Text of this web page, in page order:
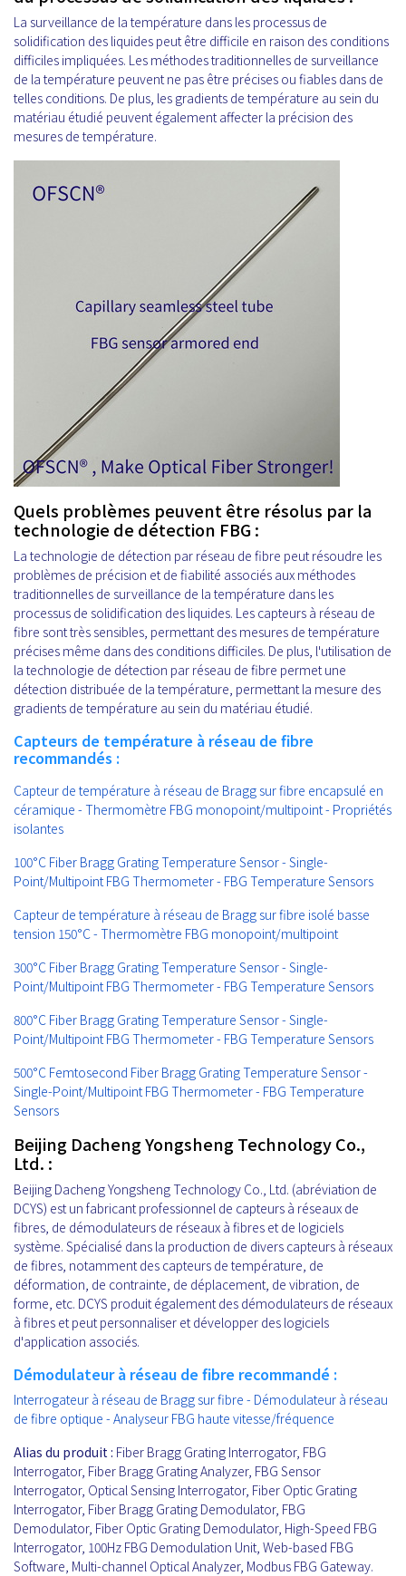
La surveillance de la température dans les processus de
solidification des liquides peut être difficile en raison des conditions
difficiles impliquées. Les méthodes traditionnelles de surveillance
de la température peuvent ne pas être précises ou fiables dans de
telles conditions. De plus, les gradients de température au sein du
matériau étudié peuvent également affecter la précision des
mesures de température.
Quels problèmes peuvent être résolus par la
technologie de détection FBG :
La technologie de détection par réseau de fibre peut résoudre les
problèmes de précision et de fiabilité associés aux méthodes
traditionnelles de surveillance de la température dans les
processus de solidification des liquides. Les capteurs à réseau de
fibre sont très sensibles, permettant des mesures de température
précises même dans des conditions difficiles. De plus, l'utilisation de
la technologie de détection par réseau de fibre permet une
détection distribuée de la température, permettant la mesure des
gradients de température au sein du matériau étudié.
Capteurs de température à réseau de fibre
recommandés :
Capteur de température à réseau de Bragg sur fibre encapsulé en
céramique - Thermomètre FBG monopoint/multipoint - Propriétés
isolantes
100°C Fiber Bragg Grating Temperature Sensor - Single-
Point/Multipoint FBG Thermometer - FBG Temperature Sensors
Capteur de température à réseau de Bragg sur fibre isolé basse
tension 150°C - Thermomètre FBG monopoint/multipoint
300°C Fiber Bragg Grating Temperature Sensor - Single-
Point/Multipoint FBG Thermometer - FBG Temperature Sensors
800°C Fiber Bragg Grating Temperature Sensor - Single-
Point/Multipoint FBG Thermometer - FBG Temperature Sensors
500°C Femtosecond Fiber Bragg Grating Temperature Sensor -
Single-Point/Multipoint FBG Thermometer - FBG Temperature
Sensors
Beijing Dacheng Yongsheng Technology Co.,
Ltd. :
Beijing Dacheng Yongsheng Technology Co., Ltd. (abréviation de
DCYS) est un fabricant professionnel de capteurs à réseaux de
fibres, de démodulateurs de réseaux à fibres et de logiciels
système. Spécialisé dans la production de divers capteurs à réseaux
de fibres, notamment des capteurs de température, de
déformation, de contrainte, de déplacement, de vibration, de
forme, etc. DCYS produit également des démodulateurs de réseaux
à fibres et peut personnaliser et développer des logiciels
d'application associés.
Démodulateur à réseau de fibre recommandé :
Interrogateur à réseau de Bragg sur fibre - Démodulateur à réseau
de fibre optique - Analyseur FBG haute vitesse/fréquence
Alias du produit : Fiber Bragg Grating Interrogator, FBG
Interrogator, Fiber Bragg Grating Analyzer, FBG Sensor
Interrogator, Optical Sensing Interrogator, Fiber Optic Grating
Interrogator, Fiber Bragg Grating Demodulator, FBG
Demodulator, Fiber Optic Grating Demodulator, High-Speed FBG
Interrogator, 100Hz FBG Demodulation Unit, Web-based FBG
Software, Multi-channel Optical Analyzer, Modbus FBG Gateway.